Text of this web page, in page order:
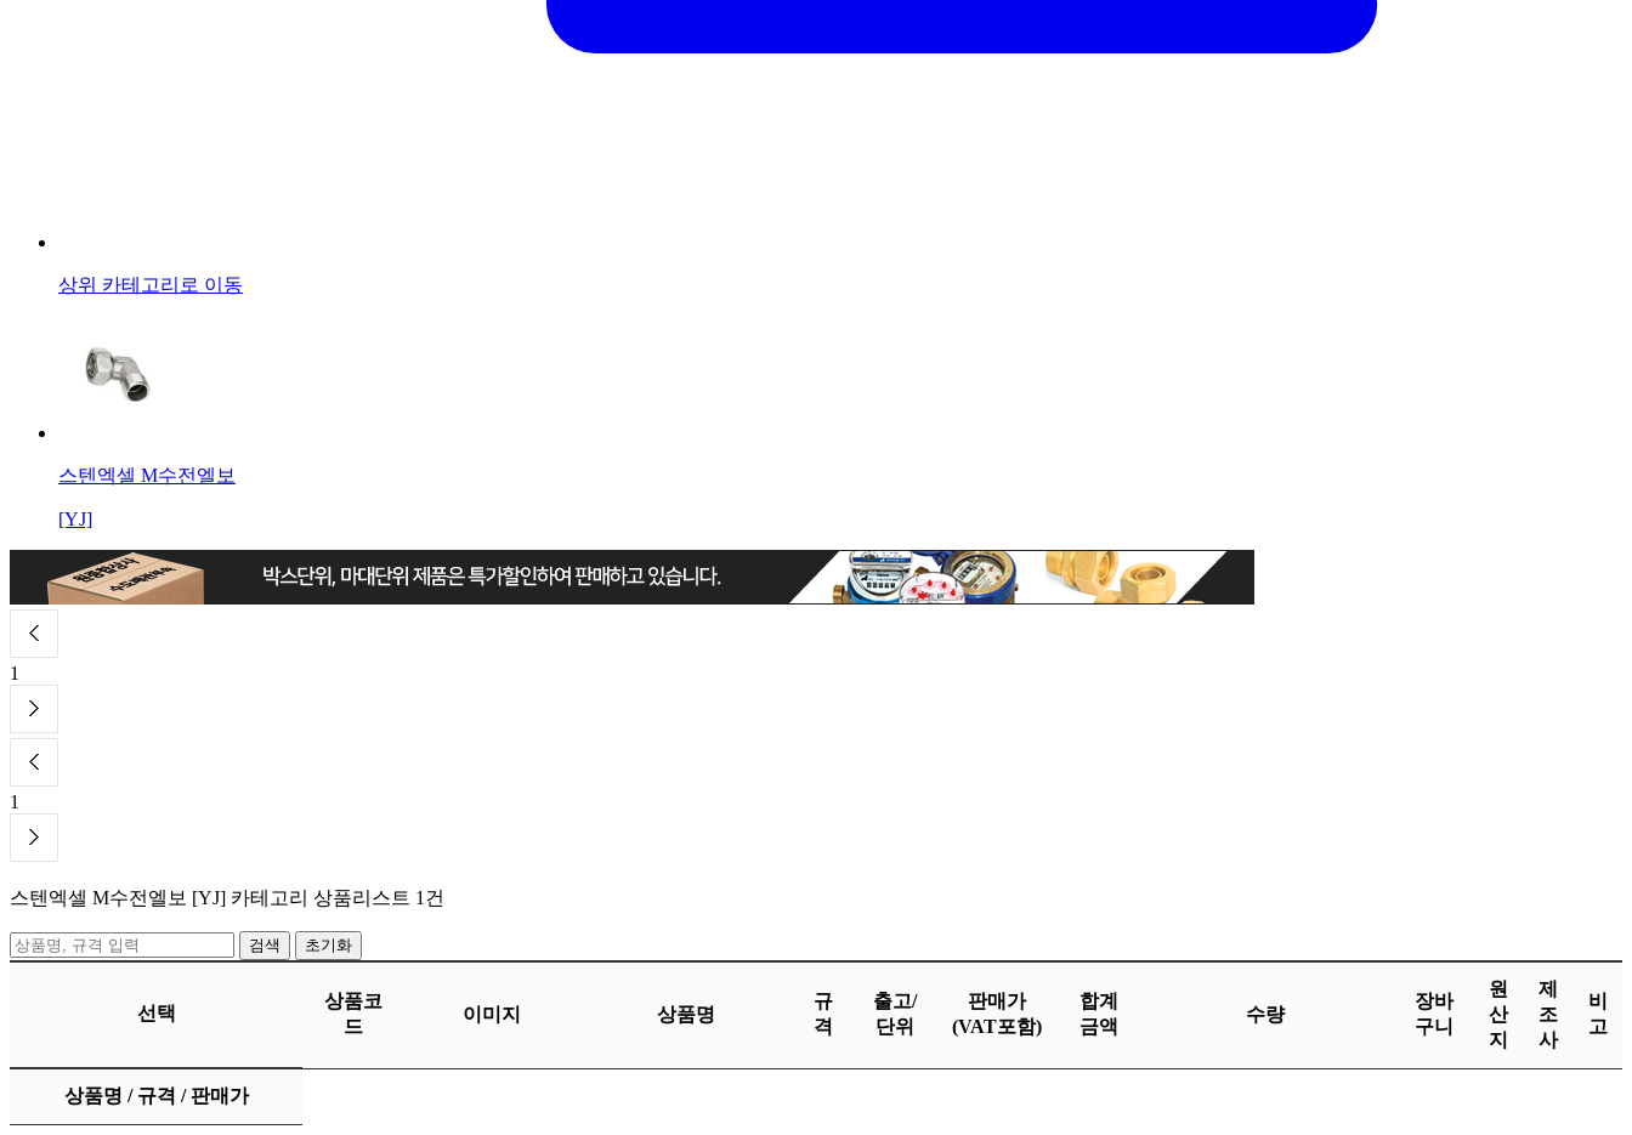
상위 카테고리로 이동
스텐엑셀 M수전엘보
[YJ]
1
1
스텐엑셀 M수전엘보 [YJ] 카테고리 상품리스트 1건
초기화
선택
상품코
드
이미지 상품명
규
격
출고/
단위
판매가
(VAT포함)
합계
금액
수량
장바
구니
원
산
지
제
조
사
비
고
상품명 / 규격 / 판매가